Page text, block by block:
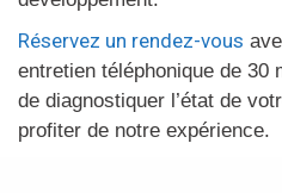
Réservez un rendez-vous
entretien téléphonique de 30
de diagnostiquer l’état de
profiter de notre expérience.